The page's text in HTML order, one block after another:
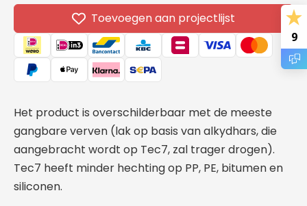
Lijm
Toevoegen aan projectlijst
Het product is overschilderbaar met de meeste
gangbare verven (lak op basis van alkydhars, die
aangebracht wordt op Tec7, zal trager drogen).
Tec7 heeft minder hechting op PP, PE, bitumen en
siliconen.
9